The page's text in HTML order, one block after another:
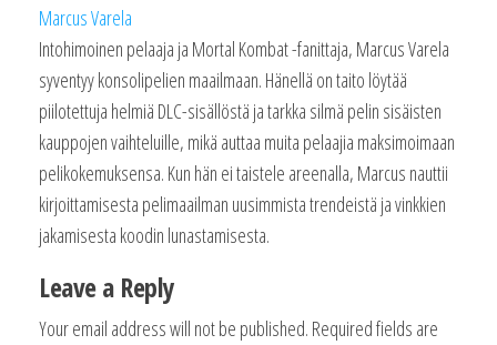
Marcus Varela
Intohimoinen pelaaja ja Mortal Kombat -fanittaja, Marcus Varela
syventyy konsolipelien maailmaan. Hänellä on taito löytää
piilotettuja helmiä DLC-sisällöstä ja tarkka silmä pelin sisäisten
kauppojen vaihteluille, mikä auttaa muita pelaajia maksimoimaan
pelikokemuksensa. Kun hän ei taistele areenalla, Marcus nauttii
kirjoittamisesta pelimaailman uusimmista trendeistä ja vinkkien
jakamisesta koodin lunastamisesta.
Leave a Reply
Your email address will not be published. Required fields are